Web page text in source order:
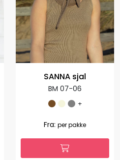
SANNA sjal
BM 07-06
+
Fra: per pakke